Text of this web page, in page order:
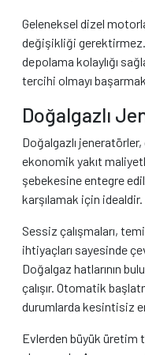
Geleneksel dizel
değişikliği gerektirmez.
depolama kolaylığı
tercihi olmayı
Doğalgazlı
Doğalgazlı
ekonomik yakıt
şebekesine entegre
karşılamak için idealdir.
Sessiz çalışmaları,
ihtiyaçları sayesinde
Doğalgaz hatlarının
çalışır. Otomatik
durumlarda kesintisiz
Evlerden büyük üretim